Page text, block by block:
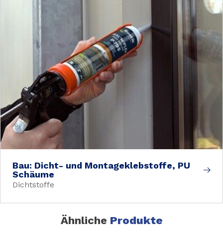
Bau: Dicht- und Montageklebstoffe, PU
Schäume
Dichtstoffe
Ähnliche Produkte